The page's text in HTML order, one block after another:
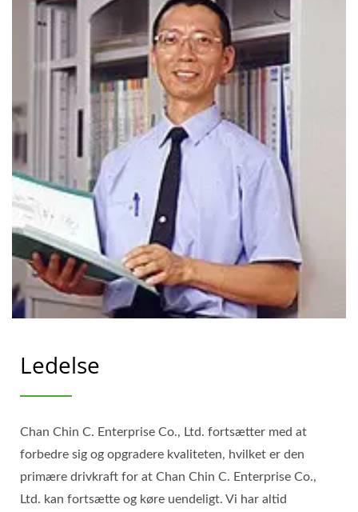
Ledelse
Chan Chin C. Enterprise Co., Ltd. fortsætter med at
forbedre sig og opgradere kvaliteten, hvilket er den
primære drivkraft for at Chan Chin C. Enterprise Co.,
Ltd. kan fortsætte og køre uendeligt. Vi har altid